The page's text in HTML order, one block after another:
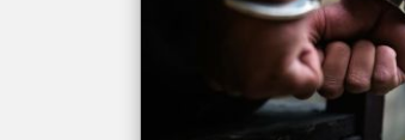
مصادر الأخبار من المغرب